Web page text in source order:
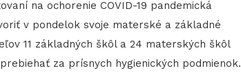
na ochorenie COVID-19 pandemická
v pondelok svoje materské a základné
11 základných škôl a 24 materských škôl
za prísnych hygienických podmienok.